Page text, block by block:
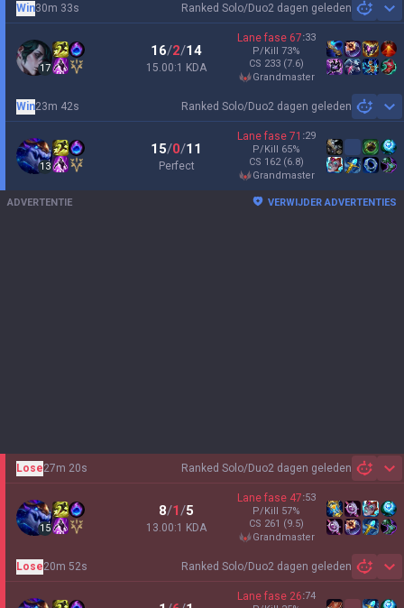
Ranked Solo/Duo2 dagen geleden
Win30m 33s
17
16/2/14
15.00:1 KDA
Lane fase 67:33
P/Kill 73%
CS 233 (7.6)
grandmaster
Ranked Solo/Duo2 dagen geleden
Win23m 42s
13
15/0/11
Perfect
Lane fase 71 :29
P/Kill 65%
CS 162 (6.8)
grandmaster
ADVERTENTIE VERWIJDER ADVERTENTIES
Ranked Solo/Duo2 dagen geleden
Lose27m 20s
15
8/1/5
13.00:1 KDA
Lane fase 47:53
P/Kill 57%
CS 261 (9.5)
grandmaster
Ranked Solo/Duo2 dagen geleden
Lose20m 52s
Lane fase 26:74